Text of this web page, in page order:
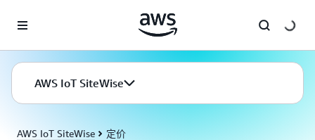
AWS IoT SiteWise
AWS IoT SiteWise 定价